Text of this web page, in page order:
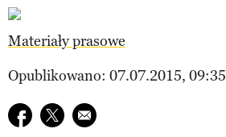
Materiały prasowe
Opublikowano: 07.07.2015, 09:35
Udostępnij na facebook
Udostępnij na twitter
E-mail do przyjaciela